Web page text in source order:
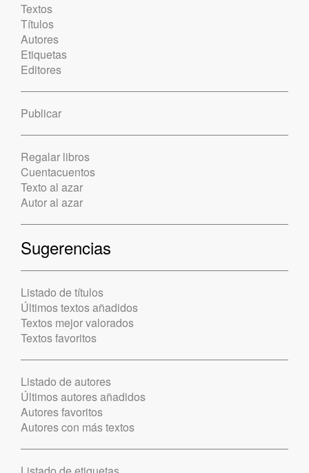
Textos
Títulos
Autores
Etiquetas
Editores
Publicar
Regalar libros
Cuentacuentos
Texto al azar
Autor al azar
Sugerencias
Listado de títulos
Últimos textos añadidos
Textos mejor valorados
Textos favoritos
Listado de autores
Últimos autores añadidos
Autores favoritos
Autores con más textos